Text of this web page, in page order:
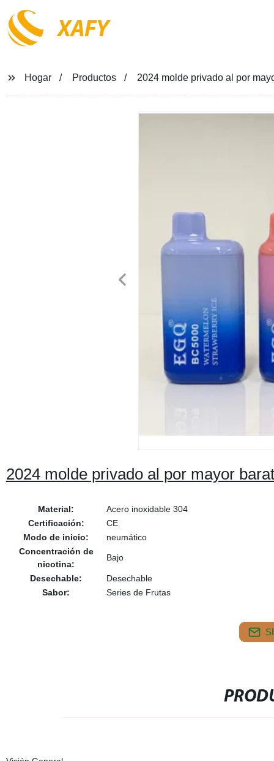
XAFY
Hogar Productos 2024 molde privado al por
2024 molde privado al por mayor
Material:
Acero inoxidable 304
Certificación:
CE
Modo de inicio:
neumático
Concentración de
nicotina:
Bajo
Desechable:
Desechable
Sabor:
Series de Frutas